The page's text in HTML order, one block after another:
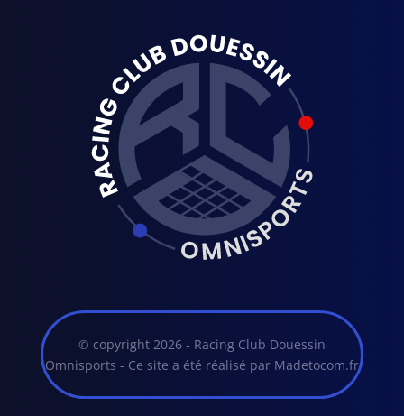
© copyright 2026 - Racing Club Douessin
Omnisports - Ce site a été réalisé par Madetocom.fr